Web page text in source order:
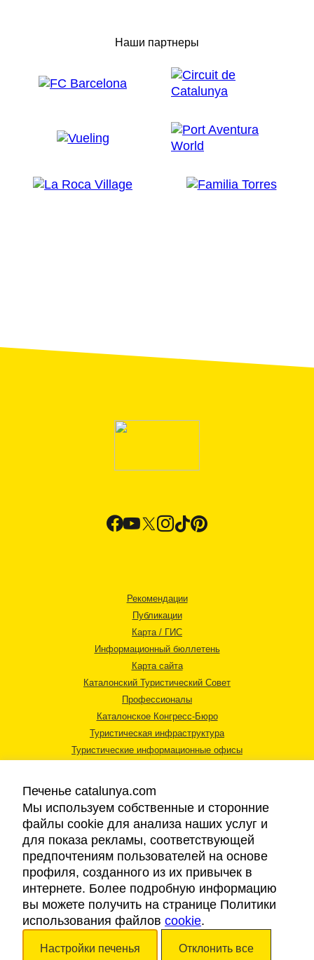
Наши партнеры
Рекомендации
Публикации
Карта / ГИС
Информационный бюллетень
Карта сайта
Каталонский Туристический Совет
Профессионалы
Каталонское Конгресс-Бюро
Туристическая инфраструктура
Туристические информационные офисы
Правовая информация
Cookies
Доступность
Авторские права © 2026. Каталонский Туристический Совет. Все права
Печенье catalunya.com
Мы используем собственные и сторонние
файлы cookie для анализа наших услуг и
для показа рекламы, соответствующей
предпочтениям пользователей на основе
профиля, созданного из их привычек в
интернете. Более подробную информацию
вы можете получить на странице Политики
использования файлов cookie.
Настройки печенья Отклонить все